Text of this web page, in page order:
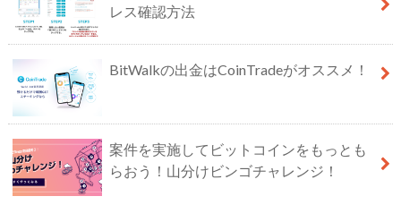
レス確認方法
BitWalkの出金はCoinTradeがオススメ！
案件を実施してビットコインをもっとも
らおう！山分けビンゴチャレンジ！